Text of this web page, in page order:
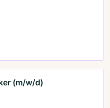
(m/w/d)